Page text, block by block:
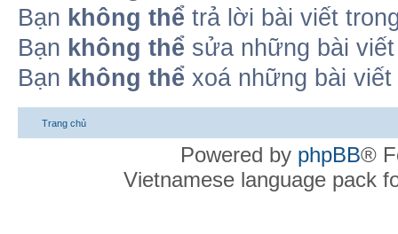
Bạn không thể trả lời bài viết
Bạn không thể sửa những bài
Bạn không thể xoá những bài
Trang chủ
Powered by phpBB®
Vietnamese language pack